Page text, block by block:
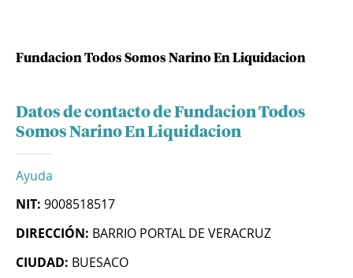
Fundacion Todos Somos Narino En Liquidacion
Datos de contacto de Fundacion Todos
Somos Narino En Liquidacion
Ayuda
NIT: 9008518517
DIRECCIÓN: BARRIO PORTAL DE VERACRUZ
CIUDAD: BUESACO